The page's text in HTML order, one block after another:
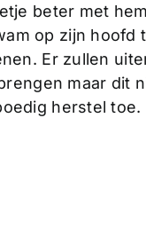
beter met
op zijn
Er zullen
maar dit
herstel toe.